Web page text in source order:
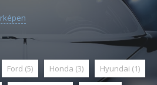
Ford (5) Honda (3) Hyundai (1)